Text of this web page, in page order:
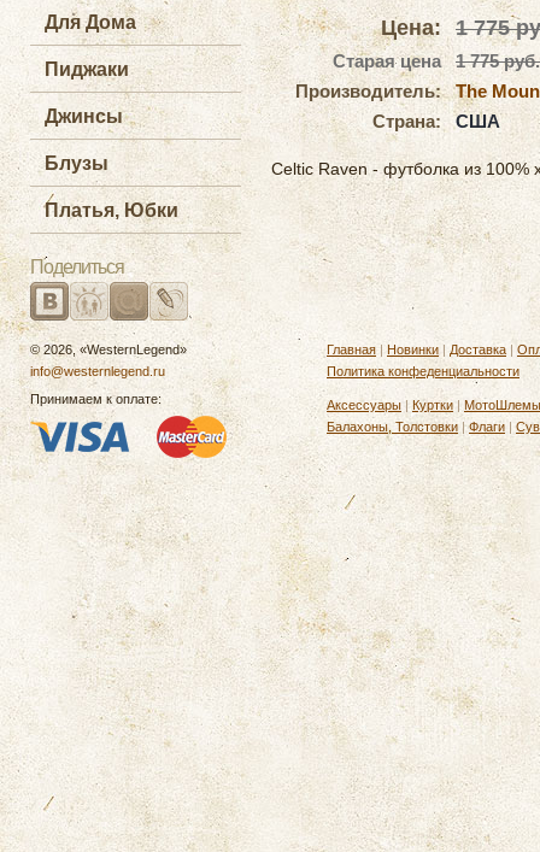
Для Дома
Пиджаки
Джинсы
Блузы
Платья, Юбки
Поделиться
Цена: 1 775
Старая цена
1 775 руб.
Производитель:
The
Страна:
США
Celtic Raven - футболка из 100%
© 2026, «WesternLegend»
info@westernlegend.ru
Принимаем к оплате:
Главная | Новинки | Доставка |
Политика конфеденциальности
Аксессуары | Куртки | МотоШлемы
Балахоны, Толстовки |Флаги |